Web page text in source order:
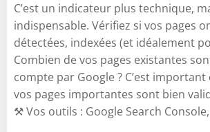
C’est un indicateur plus technique,
indispensable. Vérifiez si vos pages
détectées, indexées (et idéalement
Combien de vos pages existantes
compte par Google ? C’est
vos pages importantes sont bien
⚒️ Vos outils : Google Search